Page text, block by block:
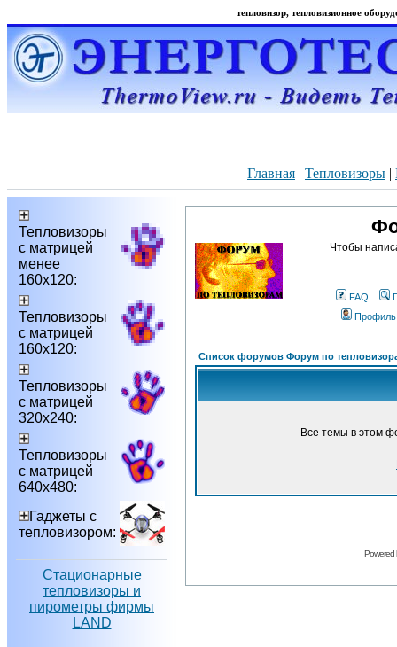
тепловизор, тепловизионное
Главная | Тепловизоры |
Тепловизоры
с матрицей
менее
160х120:
Тепловизоры
с матрицей
160х120:
Тепловизоры
с матрицей
320х240:
Тепловизоры
с матрицей
640х480:
Гаджеты с
тепловизором:
Стационарные
тепловизоры и
пирометры фирмы
LAND
Чтобы
FAQ
Профиль
Список форумов Форум по
Все темы в этом
Powered